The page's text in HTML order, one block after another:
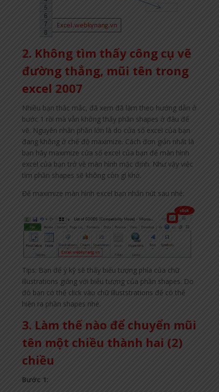
2. Không tìm thấy công cụ vẽ
đường thẳng, mũi tên trong
excel 2007
Nhiều bạn thắc mắc, đã xem đã làm theo hướng dẫn ở
bước 1 rồi mà vẫn không thấy phần shapes ở đâu để
vẽ. Nguyên nhân phần lớn là do cửa sổ excel của bạn
đang không ở chế độ maximize. Cách đơn giản nhất là
bạn hãy maximize cửa sổ excel của bạn để màn hình
excel của bạn trở về màn hình mặc định. Như vậy việc
tìm phần shapes sẽ không còn gì khó.
Để maximize màn hình excel bạn nhấn nút sau nhé:
Tips: Bạn để ý kỹ sẽ thấy biểu tượng phía của chữ
illustrations giống với biểu tượng của phần shapes. Do
đó bạn có thể click vào chữ illuststrations để có thể
hiện ra phần shapes nhé.
3. Làm thế nào để chuyển mũi
tên một chiều thành hai (2)
chiều
Bước 1: